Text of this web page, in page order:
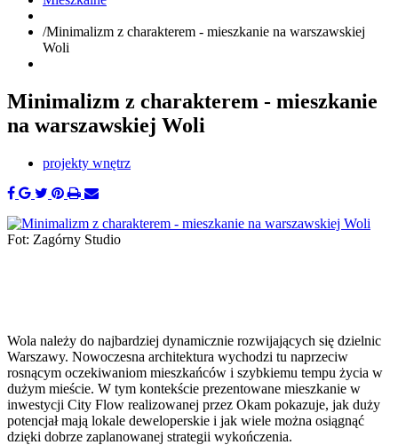
/Minimalizm z charakterem - mieszkanie na warszawskiej
Woli
Minimalizm z charakterem - mieszkanie
na warszawskiej Woli
projekty wnętrz
Fot: Zagórny Studio
Wola należy do najbardziej dynamicznie rozwijających się dzielnic
Warszawy. Nowoczesna architektura wychodzi tu naprzeciw
rosnącym oczekiwaniom mieszkańców i szybkiemu tempu życia w
dużym mieście. W tym kontekście prezentowane mieszkanie w
inwestycji City Flow realizowanej przez Okam pokazuje, jak duży
potencjał mają lokale deweloperskie i jak wiele można osiągnąć
dzięki dobrze zaplanowanej strategii wykończenia.